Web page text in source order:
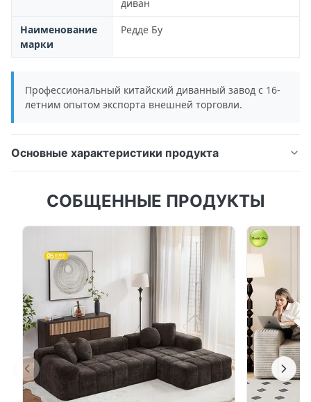
диван
Наименование
марки
Редде Бу
Профессиональный китайский диванный завод с 16-
летним опытом экспорта внешней торговли.
Основные характеристики продукта
мягкая кожаная бархатная гостиничная мебель
для роскошных гостиничных помещений и
изысканных жилых помещений, с мягкой кожаной
бархатной тканью и пеной с высокой плотностью.
Применение Гостиная, спальня, отель Ме...
СОБЩЕННЫЕ ПРОДУКТЫ